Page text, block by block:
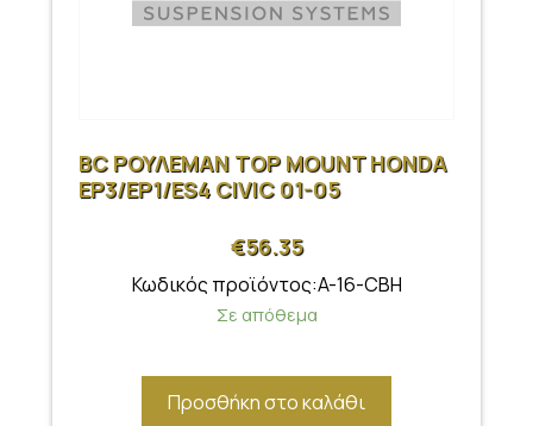
BC ΡΟΥΛΕΜΑΝ TOP MOUNT HONDA
EP3/EP1/ES4 CIVIC 01-05
€56.35
Κωδικός προϊόντος:A-16-CBH
Σε απόθεμα
Προσθήκη στο καλάθι